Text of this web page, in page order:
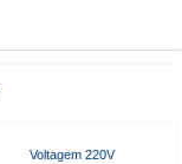
Voltagem 220V